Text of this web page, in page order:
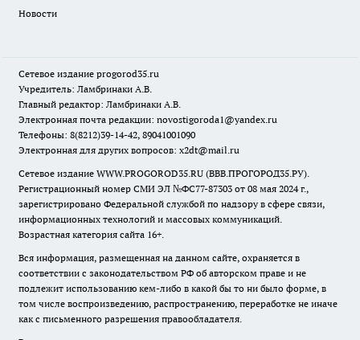
Новости
Сетевое издание progorod35.ru
Учредитель: Ламбринаки А.В.
Главный редактор: Ламбринаки А.В.
Электронная почта редакции: novostigoroda1@yandex.ru
Телефоны: 8(8212)39-14-42, 89041001090
Электронная для других вопросов: x2dt@mail.ru
Сетевое издание WWW.PROGOROD35.RU (ВВВ.ПРОГОРОД35.РУ).
Регистрационный номер СМИ ЭЛ №ФС77-87303 от 08 мая 2024 г.,
зарегистрировано Федеральной службой по надзору в сфере связи,
информационных технологий и массовых коммуникаций.
Возрастная категория сайта 16+.
Вся информация, размещенная на данном сайте, охраняется в
соответствии с законодательством РФ об авторском праве и не
подлежит использованию кем-либо в какой бы то ни было форме, в
том числе воспроизведению, распространению, переработке не иначе
как с письменного разрешения правообладателя.